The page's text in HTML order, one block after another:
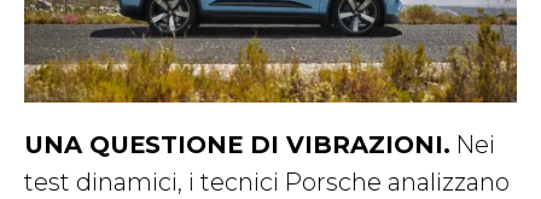
UNA QUESTIONE DI VIBRAZIONI. Nei
test dinamici, i tecnici Porsche analizzano